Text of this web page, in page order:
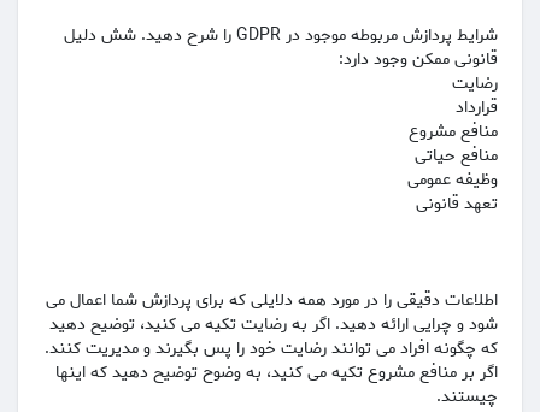
شرایط پردازش مربوطه موجود در GDPR را شرح دهید. شش دلیل
قانونی ممکن وجود دارد:
رضایت
قرارداد
منافع مشروع
منافع حیاتی
وظیفه عمومی
تعهد قانونی
اطلاعات دقیقی را در مورد همه دلایلی که برای پردازش شما اعمال می
شود و چرایی ارائه دهید. اگر به رضایت تکیه می کنید، توضیح دهید
که چگونه افراد می توانند رضایت خود را پس بگیرند و مدیریت کنند.
اگر بر منافع مشروع تکیه می کنید، به وضوح توضیح دهید که اینها
چیستند.